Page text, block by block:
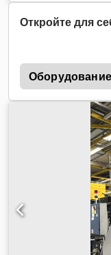
Откройте для